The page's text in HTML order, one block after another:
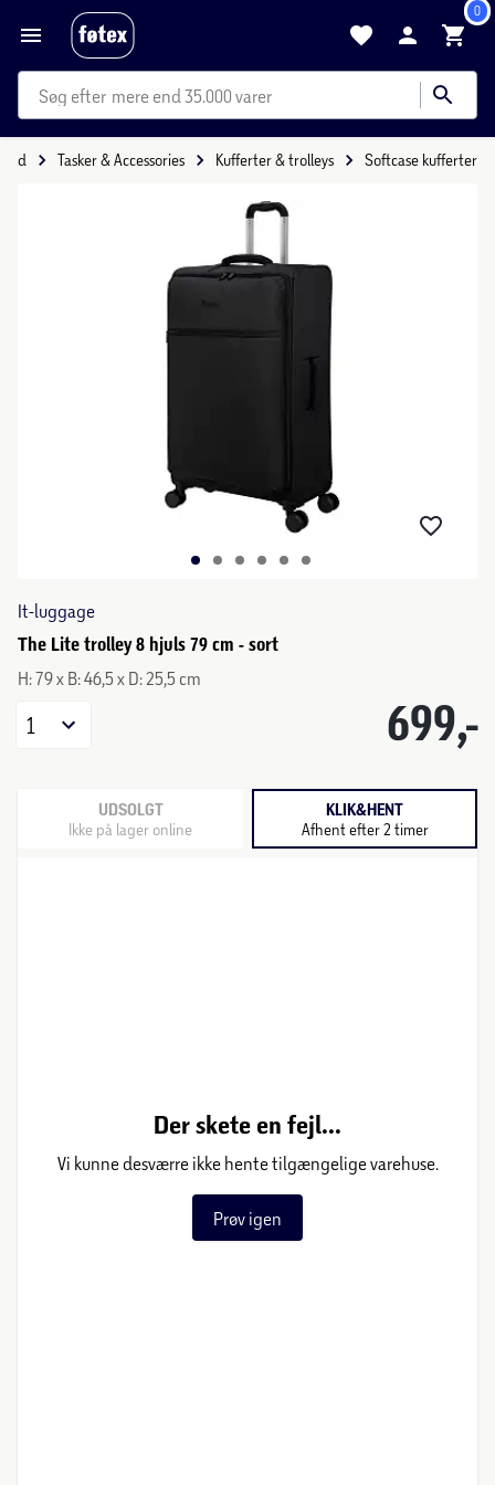
0
mere end 35.000 varer
Tasker & Accessories Kufferter & trolleys Softcase kufferter
It-luggage
The Lite trolley 8 hjuls 79 cm - sort
H: 79 x B: 46,5 x D: 25,5 cm
699,-
1
UDSOLGT
Ikke på lager online
KLIK&HENT
Afhent efter 2 timer
Der skete en fejl...
Vi kunne desværre ikke hente tilgængelige varehuse.
Prøv igen